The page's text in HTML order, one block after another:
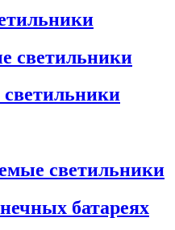
светильники
светильники
батареях